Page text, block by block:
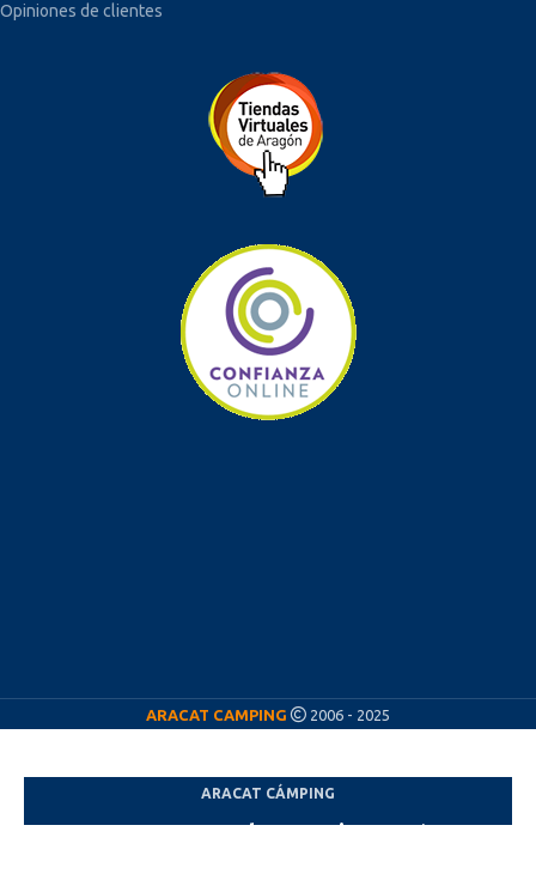
Opiniones de clientes
ARACAT CAMPING 2006 - 2025
ARACAT CÁMPING
¡Nos vamos de vacaciones! ☀️